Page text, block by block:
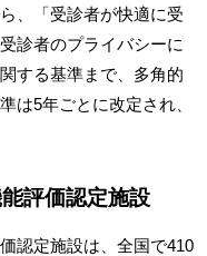
、「受診者が快適に受
診者のプライバシーに
する基準まで、多角的
は5年ごとに改定され、
評価認定施設
認定施設は、全国で410